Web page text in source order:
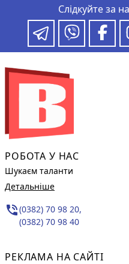
Слідкуйте за
РОБОТА У НАС
Шукаєм таланти
Детальніше
phone_in_talk(0382) 70 98 20,
(0382) 70 98 40
РЕКЛАМА НА САЙТІ